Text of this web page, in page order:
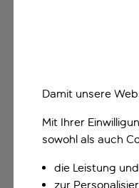
Damit unsere
Mit Ihrer
sowohl als auch
die Leistung
zur